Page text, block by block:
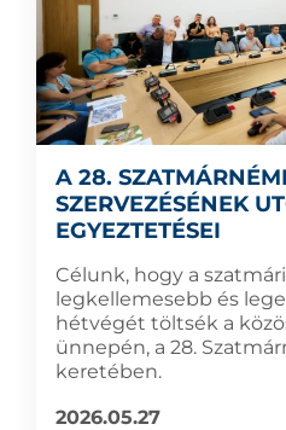
A 28.
SZERVEZÉSÉNEK
EGYEZTETÉSEI
Célunk, hogy a
legkellemesebb és
hétvégét töltsék a
ünnepén, a 28.
keretében.
2026.05.27